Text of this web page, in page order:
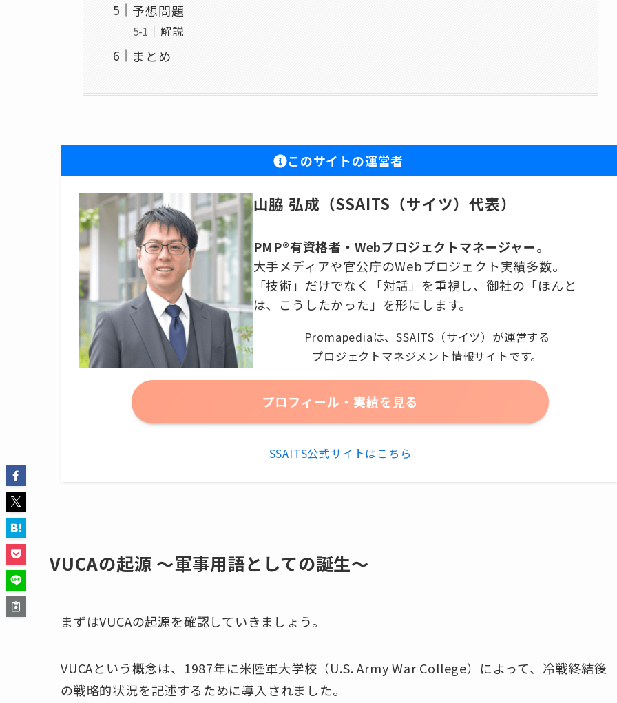
予想問題
解説
まとめ
このサイトの運営者
山脇 弘成（SSAITS（サイツ）代表）
PMP®有資格者・Webプロジェクトマネージャー。
大手メディアや官公庁のWebプロジェクト実績多数。
「技術」だけでなく「対話」を重視し、御社の「ほんと
は、こうしたかった」を形にします。
Promapediaは、SSAITS（サイツ）が運営する
プロジェクトマネジメント情報サイトです。
プロフィール・実績を見る
SSAITS公式サイトはこちら
VUCAの起源 ～軍事用語としての誕生～
まずはVUCAの起源を確認していきましょう。
VUCAという概念は、1987年に米陸軍大学校（U.S. Army War College）によって、冷戦終結後
の戦略的状況を記述するために導入されました。